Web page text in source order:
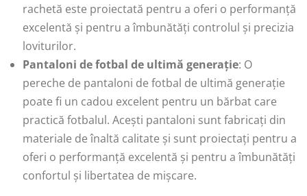
rachetă este proiectată pentru a oferi o performanță
excelentă și pentru a îmbunătăți controlul și precizia
loviturilor.
Pantaloni de fotbal de ultimă generație: O
pereche de pantaloni de fotbal de ultimă generație
poate fi un cadou excelent pentru un bărbat care
practică fotbalul. Acești pantaloni sunt fabricați din
materiale de înaltă calitate și sunt proiectați pentru a
oferi o performanță excelentă și pentru a îmbunătăți
confortul și libertatea de mișcare.